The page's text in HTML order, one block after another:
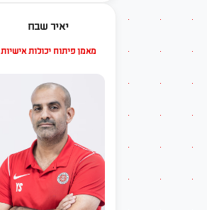
יאיר שבח
מאמן פיתוח יכולות אישיות